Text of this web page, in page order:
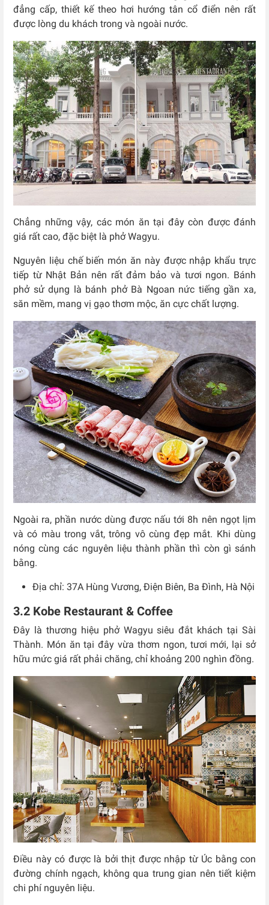
đẳng cấp, thiết kế theo hơi hướng tân cổ điển nên rất
được lòng du khách trong và ngoài nước.
Chẳng những vậy, các món ăn tại đây còn được đánh
giá rất cao, đặc biệt là phở Wagyu.
Nguyên liệu chế biến món ăn này được nhập khẩu trực
tiếp từ Nhật Bản nên rất đảm bảo và tươi ngon. Bánh
phở sử dụng là bánh phở Bà Ngoan nức tiếng gần xa,
săn mềm, mang vị gạo thơm mộc, ăn cực chất lượng.
Ngoài ra, phần nước dùng được nấu tới 8h nên ngọt lịm
và có màu trong vắt, trông vô cùng đẹp mắt. Khi dùng
nóng cùng các nguyên liệu thành phần thì còn gì sánh
bằng.
Địa chỉ: 37A Hùng Vương, Điện Biên, Ba Đình, Hà Nội
3.2 Kobe Restaurant & Coffee
Đây là thương hiệu phở Wagyu siêu đắt khách tại Sài
Thành. Món ăn tại đây vừa thơm ngon, tươi mới, lại sở
hữu mức giá rất phải chăng, chỉ khoảng 200 nghìn đồng.
Điều này có được là bởi thịt được nhập từ Úc bằng con
đường chính ngạch, không qua trung gian nên tiết kiệm
chi phí nguyên liệu.